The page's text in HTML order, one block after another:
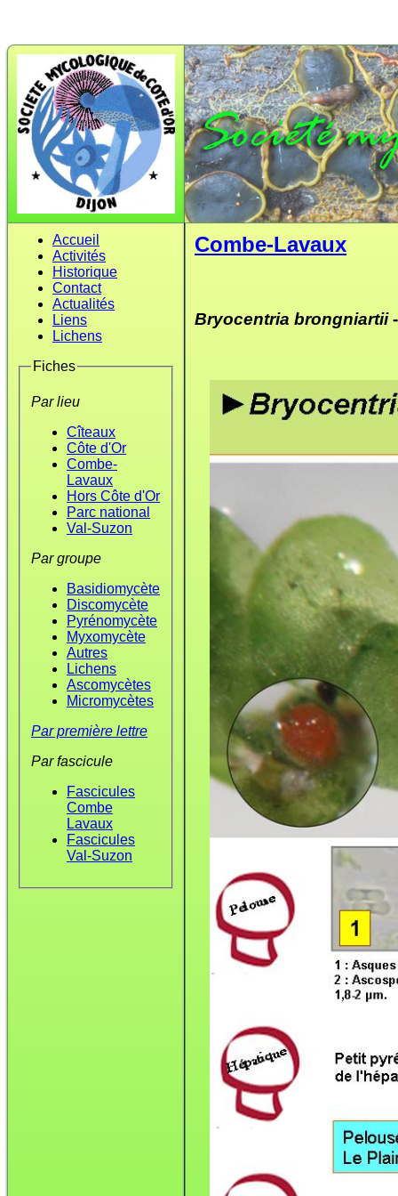
Accueil
Activités
Historique
Contact
Actualités
Liens
Lichens
Fiches
Par lieu
Cîteaux
Côte d'Or
Combe-
Lavaux
Hors Côte d'Or
Parc national
Val-Suzon
Par groupe
Basidiomycète
Discomycète
Pyrénomycète
Myxomycète
Autres
Lichens
Ascomycètes
Micromycètes
Par première lettre
Par fascicule
Fascicules
Combe
Lavaux
Fascicules
Val-Suzon
Combe-Lavaux
Bryocentria brongniartii